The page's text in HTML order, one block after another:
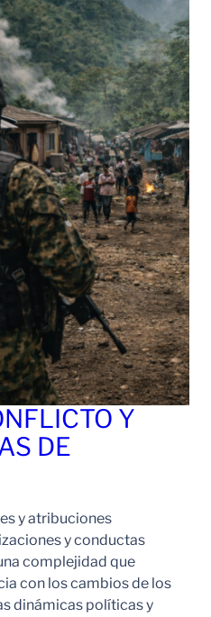
Y
DE
y atribuciones
y conductas
complejidad que
con los cambios de los
dinámicas políticas y